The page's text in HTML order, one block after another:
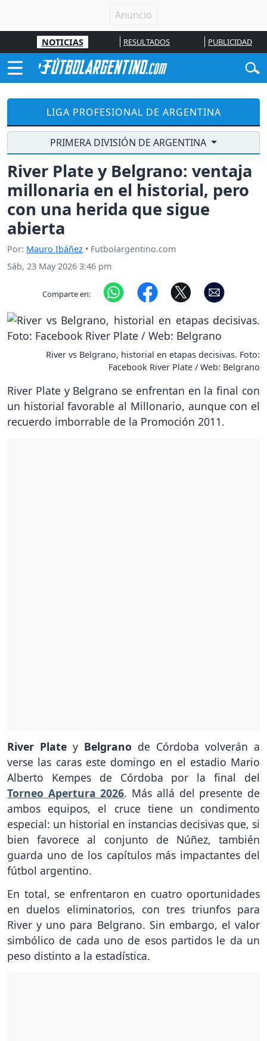
NOTICIAS RESULTADOS PUBLICIDAD
LIGA PROFESIONAL DE ARGENTINA
PRIMERA DIVISIÓN DE ARGENTINA
River Plate y Belgrano: ventaja
millonaria en el historial, pero
con una herida que sigue
abierta
Por: Mauro Ibáñez • Futbolargentino.com
Sáb, 23 May 2026 3:46 pm
Comparte en:
River vs Belgrano, historial en etapas decisivas. Foto:
Facebook River Plate / Web: Belgrano
River Plate y Belgrano se enfrentan en la final con
un historial favorable al Millonario, aunque con el
recuerdo imborrable de la Promoción 2011.
River Plate y Belgrano de Córdoba volverán a
verse las caras este domingo en el estadio Mario
Alberto Kempes de Córdoba por la final del
Torneo Apertura 2026. Más allá del presente de
ambos equipos, el cruce tiene un condimento
especial: un historial en instancias decisivas que, si
bien favorece al conjunto de Núñez, también
guarda uno de los capítulos más impactantes del
fútbol argentino.
En total, se enfrentaron en cuatro oportunidades
en duelos eliminatorios, con tres triunfos para
River y uno para Belgrano. Sin embargo, el valor
simbólico de cada uno de esos partidos le da un
peso distinto a la estadística.